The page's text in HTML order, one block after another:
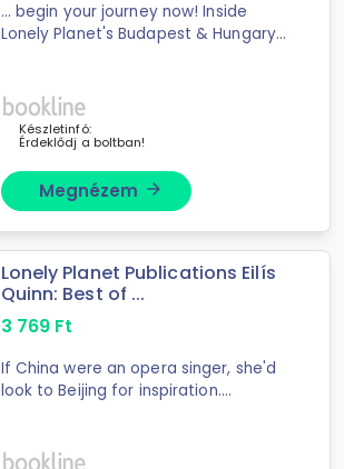
... begin your journey now! Inside
Lonely Planet's Budapest & Hungary
Budapest & Hungary, our most
Készletinfó:
Érdeklődj a boltban!
Megnézem arrow_forward
Lonely Planet Publications Eilís
Quinn: Best of ...
3 769 Ft
If China were an opera singer, she'd
look to Beijing for inspiration.
wonder at the most splendid, jaw ...